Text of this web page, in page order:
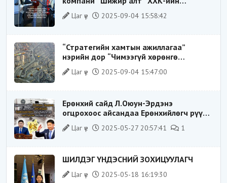
Гүйцэтгэх захирлаар ажиллаж байсан
О.Баттөмөрт холбогдох хэрэг хаашаа
Цаг үе 2025-09-04 15:58:42
“Стратегийн хамтын ажиллагаа”
нэрийн дор “Чимээгүй хөрөнгө
хуримтлал”
Цаг үе 2025-09-04 15:47:00
Ерөнхий сайд Л.Оюун-Эрдэнэ
огцрохоос айсандаа Ерөнхийлөгч рүү
буруугаа чиглүүлж эхлэв үү
Цаг үе 2025-05-27 20:57:41 1
ШИЛДЭГ ҮНДЭСНИЙ ЗОХИЦУУЛАГЧ
Цаг үе 2025-05-18 16:19:30